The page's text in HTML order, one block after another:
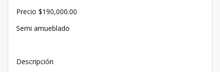
Precio $190,000.00
Semi amueblado
Descripción